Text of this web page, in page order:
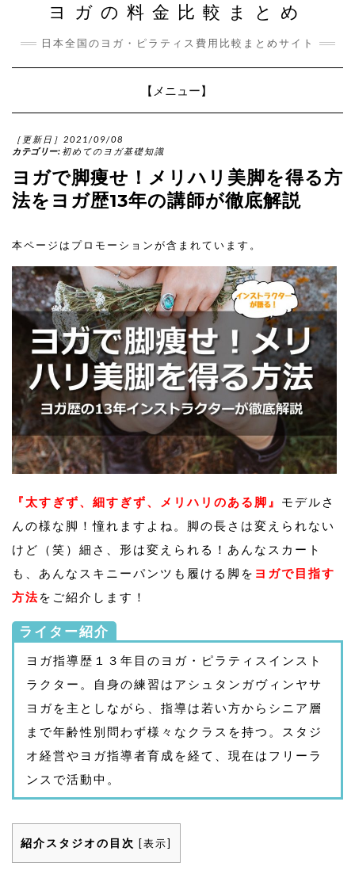
ヨガの料金比較まとめ
日本全国のヨガ・ピラティス費用比較まとめサイト
【メニュー】
［更新日］2021/09/08
カテゴリー: 初めてのヨガ基礎知識
ヨガで脚痩せ！メリハリ美脚を得る方
法をヨガ歴13年の講師が徹底解説
本ページはプロモーションが含まれています。
『太すぎず、細すぎず、メリハリのある脚』 モデルさ
んの様な脚！憧れますよね。脚の長さは変えられない
けど（笑）細さ、形は変えられる！あんなスカート
も、あんなスキニーパンツも履ける脚を ヨガで目指す
方法をご紹介します！
ライター紹介
ヨガ指導歴１３年目のヨガ・ピラティスインスト
ラクター。自身の練習はアシュタンガヴィンヤサ
ヨガを主としながら、指導は若い方からシニア層
まで年齢性別問わず様々なクラスを持つ。スタジ
オ経営やヨガ指導者育成を経て、現在はフリーラ
ンスで活動中。
紹介スタジオの目次 [表示]